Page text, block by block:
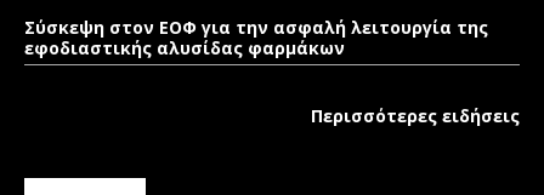
Σύσκεψη στον ΕΟΦ για την ασφαλή λειτουργία της
εφοδιαστικής αλυσίδας φαρμάκων
Περισσότερες ειδήσεις